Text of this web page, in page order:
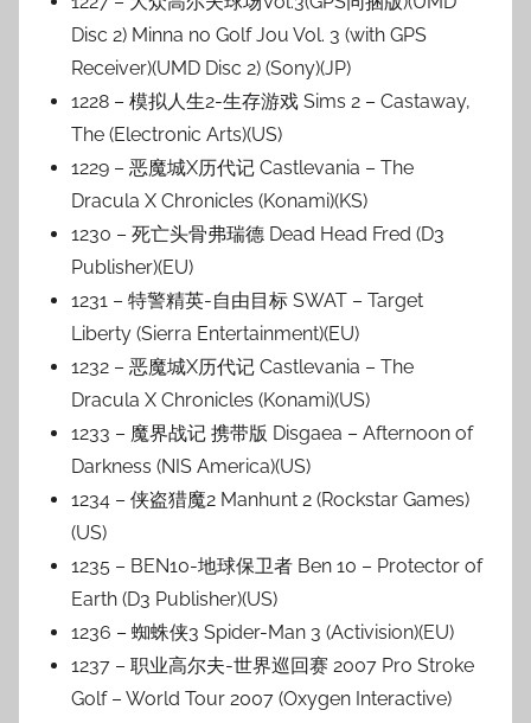
Disc 2) Minna no Golf Jou Vol. 3 (with GPS
Receiver)(UMD Disc 2) (Sony)(JP)
1228 – 模拟人生2-生存游戏 Sims 2 – Castaway,
The (Electronic Arts)(US)
1229 – 恶魔城X历代记 Castlevania – The
Dracula X Chronicles (Konami)(KS)
1230 – 死亡头骨弗瑞德 Dead Head Fred (D3
Publisher)(EU)
1231 – 特警精英-自由目标 SWAT – Target
Liberty (Sierra Entertainment)(EU)
1232 – 恶魔城X历代记 Castlevania – The
Dracula X Chronicles (Konami)(US)
1233 – 魔界战记 携带版 Disgaea – Afternoon of
Darkness (NIS America)(US)
1234 – 侠盗猎魔2 Manhunt 2 (Rockstar Games)
(US)
1235 – BEN10-地球保卫者 Ben 10 – Protector of
Earth (D3 Publisher)(US)
1236 – 蜘蛛侠3 Spider-Man 3 (Activision)(EU)
1237 – 职业高尔夫-世界巡回赛 2007 Pro Stroke
Golf – World Tour 2007 (Oxygen Interactive)